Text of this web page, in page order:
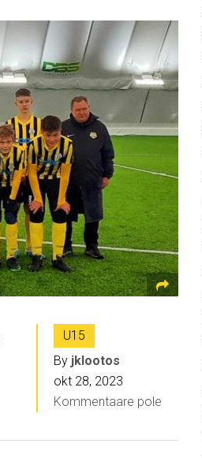
U15
By jklootos
okt 28, 2023
Kommentaare pole